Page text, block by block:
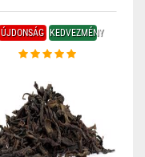
ÚJDONSÁG KEDVEZMÉNY